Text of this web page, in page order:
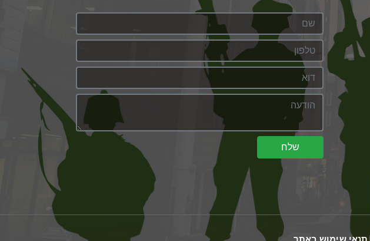
שלח